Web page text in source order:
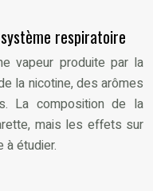
respiratoire
vapeur produite par la
la nicotine, des arômes
La composition de la
mais les effets sur
étudier.